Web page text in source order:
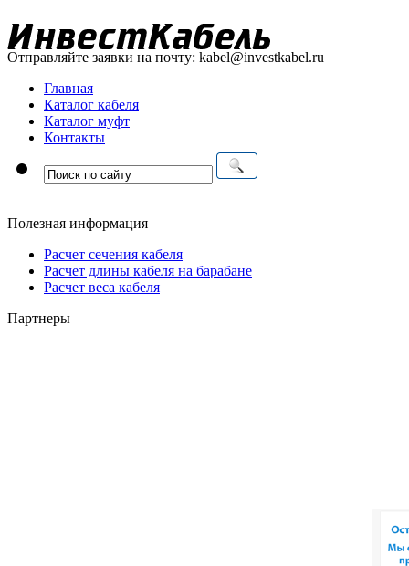
Отправляйте заявки на почту: kabel@investkabel.ru
Главная
Каталог кабеля
Каталог муфт
Контакты
Полезная информация
Расчет сечения кабеля
Расчет длины кабеля на барабане
Расчет веса кабеля
Партнеры